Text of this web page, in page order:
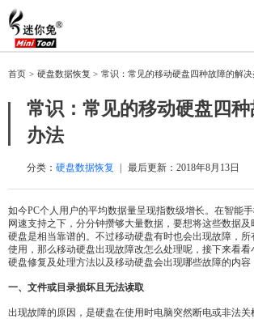
产品
迷你兔分区向导
迷你兔数据备份
下载
购买
人工恢复
关于我们
关于迷你兔
首页 > 硬盘数据恢复 > 常识：常见的移动硬盘四种故障的解决
常识：常见的移动硬盘四
办法
分类： 硬盘数据恢复 最后更新： 2018年8月13日
如今PC个人用户的平均数据量呈现指数级增长。在智能
网速支持之下，分分钟攒够大量数据，要想将这些数据
硬盘是相当靠谱的。不过移动硬盘有时也会出现故障，
使用，那么移动硬盘出现故障改怎么处理呢，接下来看
硬盘修复及处理方法以及移动硬盘会出现哪些故障的内容
一、文件或目录损坏且无法读取
出现故障的原因，是硬盘在使用时电脑突然断电或非法